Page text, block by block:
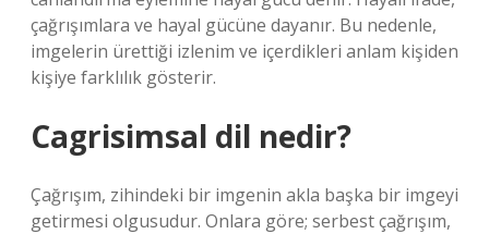
çağrışımlara ve hayal gücüne dayanır. Bu nedenle,
imgelerin ürettiği izlenim ve içerdikleri anlam kişiden
kişiye farklılık gösterir.
Cagrisimsal dil nedir?
Çağrışım, zihindeki bir imgenin akla başka bir imgeyi
getirmesi olgusudur. Onlara göre; serbest çağrışım,